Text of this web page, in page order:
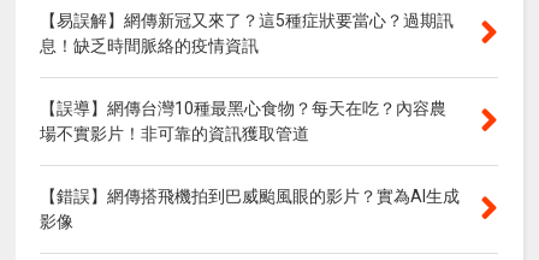
【易誤解】網傳新冠又來了？這5種症狀要當心？過期訊
息！缺乏時間脈絡的疫情資訊
【誤導】網傳台灣10種最黑心食物？每天在吃？內容農
場不實影片！非可靠的資訊獲取管道
【錯誤】網傳搭飛機拍到巴威颱風眼的影片？實為AI生成
影像